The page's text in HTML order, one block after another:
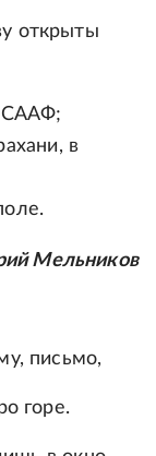
открыты
в
Мельников
письмо,
горе.